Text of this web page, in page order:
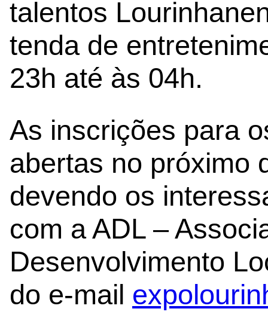
talentos
tenda de
23h até às 04h.
As inscrições para
abertas no próximo
devendo os
com a ADL –
Desenvolvimento
do e-mail